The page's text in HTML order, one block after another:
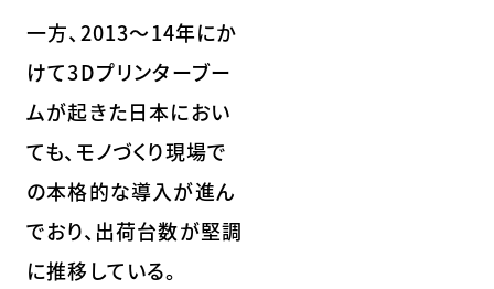
一方、2013～14年にか
けて3Dプリンターブー
ムが起きた日本におい
ても、モノづくり現場で
の本格的な導入が進ん
でおり、出荷台数が堅調
に推移している。